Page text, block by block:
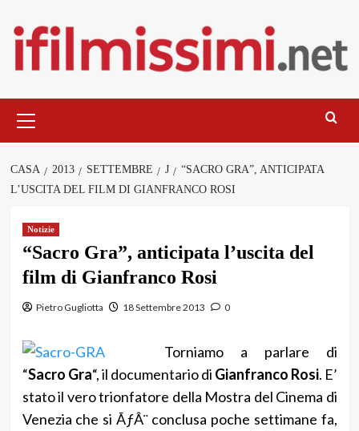
contenuto
principale
CASA 2013 SETTEMBRE J
“SACRO GRA”, ANTICIPATA
L’USCITA DEL FILM DI GIANFRANCO ROSI
Notizie
“Sacro Gra”, anticipata l’uscita del
film di Gianfranco Rosi
Pietro Gugliotta 18 Settembre 2013 0
Torniamo a parlare di
“Sacro Gra“, il documentario di Gianfranco Rosi. E’
stato il vero trionfatore della Mostra del Cinema di
Venezia che si ÃƒÂ¨ conclusa poche settimane fa,